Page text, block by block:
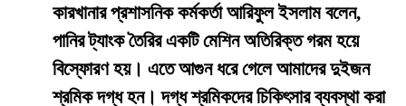
কারখানার প্রশাসনিক কর্মকর্তা আরিফুল ইসলাম বলেন,
পানির ট্যাংক তৈরির একটি মেশিন অতিরিক্ত গরম হয়ে
বিস্ফোরণ হয়। এতে আগুন ধরে গেলে আমাদের দুইজন
শ্রমিক দগ্ধ হন। দগ্ধ শ্রমিকদের চিকিৎসার ব্যবস্থা করা